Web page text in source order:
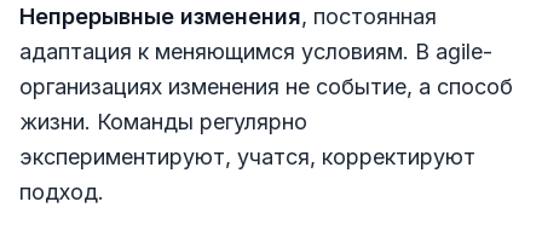
Непрерывные изменения, постоянная
адаптация к меняющимся условиям. В agile-
организациях изменения не событие, а способ
жизни. Команды регулярно
экспериментируют, учатся, корректируют
подход.